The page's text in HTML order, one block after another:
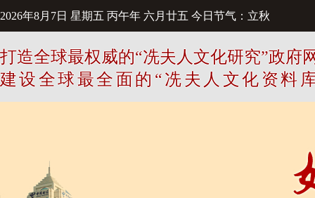
2026年8月7日 星期五 丙午年 六月廿五 今日节气：立秋
打造全球最权威的“冼夫人文化研究”政府
建设全球最全面的“冼夫人文化资料